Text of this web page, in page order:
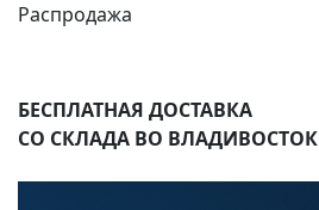
Распродажа
двигателей
БЕСПЛАТНАЯ ДОСТАВКА
СО СКЛАДА ВО ВЛАДИВОСТОК